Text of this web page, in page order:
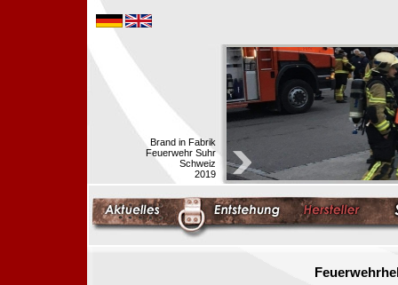
Brand in Fabrik
Feuerwehr Suhr
Schweiz
2019